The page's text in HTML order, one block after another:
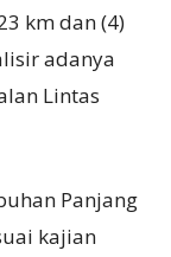
km dan (4)
adanya
Lintas
Panjang
kajian